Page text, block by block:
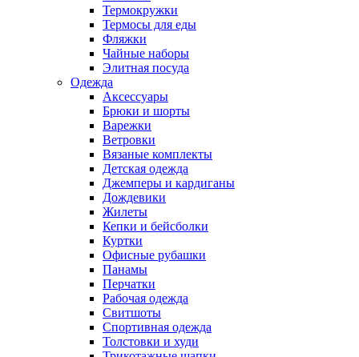
Термокружки
Термосы для еды
Фляжки
Чайные наборы
Элитная посуда
Одежда
Аксессуары
Брюки и шорты
Варежки
Ветровки
Вязаные комплекты
Детская одежда
Джемперы и кардиганы
Дождевики
Жилеты
Кепки и бейсболки
Куртки
Офисные рубашки
Панамы
Перчатки
Рабочая одежда
Свитшоты
Спортивная одежда
Толстовки и худи